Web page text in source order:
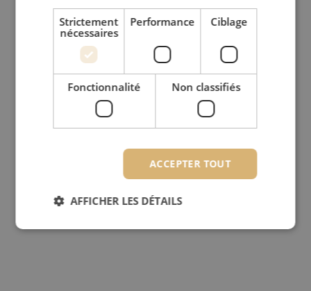
Strictement
nécessaires
Performance Ciblage
Fonctionnalité Non classifiés
ACCEPTER TOUT
AFFICHER LES DÉTAILS